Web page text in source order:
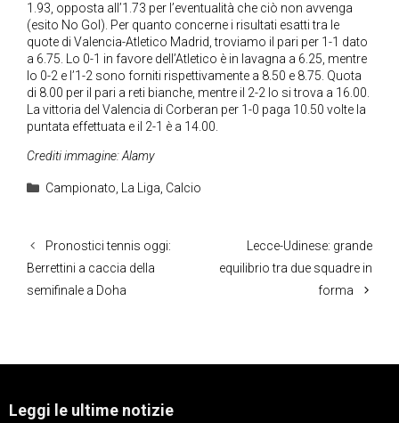
1.93, opposta all’1.73 per l’eventualità che ciò non avvenga
(esito No Gol). Per quanto concerne i risultati esatti tra le
quote di Valencia-Atletico Madrid, troviamo il pari per 1-1 dato
a 6.75. Lo 0-1 in favore dell’Atletico è in lavagna a 6.25, mentre
lo 0-2 e l’1-2 sono forniti rispettivamente a 8.50 e 8.75. Quota
di 8.00 per il pari a reti bianche, mentre il 2-2 lo si trova a 16.00.
La vittoria del Valencia di Corberan per 1-0 paga 10.50 volte la
puntata effettuata e il 2-1 è a 14.00.
Crediti immagine: Alamy
Categorie
Campionato, La Liga, Calcio
Pronostici tennis oggi:
Berrettini a caccia della
semifinale a Doha
Lecce-Udinese: grande
equilibrio tra due squadre in
forma
Leggi le ultime notizie